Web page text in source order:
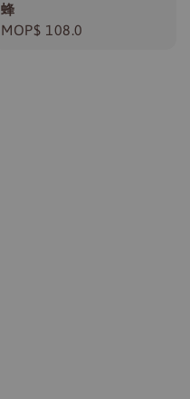
蜂
Regular
MOP$ 108.0